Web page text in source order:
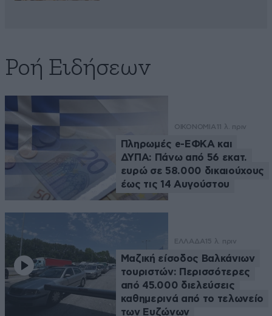
Ροή Ειδήσεων
ΟΙΚΟΝΟΜΙΑ 11 λ. πριν
Πληρωμές e-ΕΦΚΑ και
ΔΥΠΑ: Πάνω από 56 εκατ.
ευρώ σε 58.000 δικαιούχους
έως τις 14 Αυγούστου
ΕΛΛΑΔΑ 15 λ. πριν
Μαζική είσοδος Βαλκάνιων
τουριστών: Περισσότερες
από 45.000 διελεύσεις
καθημερινά από το τελωνείο
των Ευζώνων